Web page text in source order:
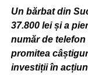
„Știam că dacă
calm astăzi și
performanță
câștig din nou
mă susțin de
Un bărbat din
37.800 lei și a
număr de
promitea
investiții în